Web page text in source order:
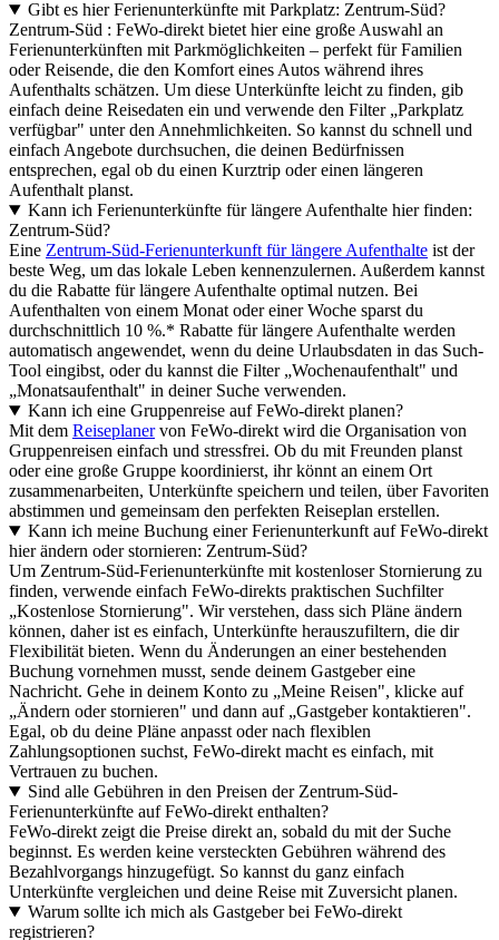
Gibt es hier Ferienunterkünfte mit Parkplatz: Zentrum-Süd?
Zentrum-Süd : FeWo-direkt bietet hier eine große Auswahl an
Ferienunterkünften mit Parkmöglichkeiten – perfekt für Familien
oder Reisende, die den Komfort eines Autos während ihres
Aufenthalts schätzen. Um diese Unterkünfte leicht zu finden, gib
einfach deine Reisedaten ein und verwende den Filter „Parkplatz
verfügbar" unter den Annehmlichkeiten. So kannst du schnell und
einfach Angebote durchsuchen, die deinen Bedürfnissen
entsprechen, egal ob du einen Kurztrip oder einen längeren
Aufenthalt planst.
Kann ich Ferienunterkünfte für längere Aufenthalte hier finden:
Zentrum-Süd?
Eine Zentrum-Süd-Ferienunterkunft für längere Aufenthalte ist der
beste Weg, um das lokale Leben kennenzulernen. Außerdem kannst
du die Rabatte für längere Aufenthalte optimal nutzen. Bei
Aufenthalten von einem Monat oder einer Woche sparst du
durchschnittlich 10 %.* Rabatte für längere Aufenthalte werden
automatisch angewendet, wenn du deine Urlaubsdaten in das Such-
Tool eingibst, oder du kannst die Filter „Wochenaufenthalt" und
„Monatsaufenthalt" in deiner Suche verwenden.
Kann ich eine Gruppenreise auf FeWo-direkt planen?
Mit dem Reiseplanervon FeWo-direkt wird die Organisation von
Gruppenreisen einfach und stressfrei. Ob du mit Freunden planst
oder eine große Gruppe koordinierst, ihr könnt an einem Ort
zusammenarbeiten, Unterkünfte speichern und teilen, über Favoriten
abstimmen und gemeinsam den perfekten Reiseplan erstellen.
Kann ich meine Buchung einer Ferienunterkunft auf FeWo-direkt
hier ändern oder stornieren: Zentrum-Süd?
Um Zentrum-Süd-Ferienunterkünfte mit kostenloser Stornierung zu
finden, verwende einfach FeWo-direkts praktischen Suchfilter
„Kostenlose Stornierung". Wir verstehen, dass sich Pläne ändern
können, daher ist es einfach, Unterkünfte herauszufiltern, die dir
Flexibilität bieten. Wenn du Änderungen an einer bestehenden
Buchung vornehmen musst, sende deinem Gastgeber eine
Nachricht. Gehe in deinem Konto zu „Meine Reisen", klicke auf
„Ändern oder stornieren" und dann auf „Gastgeber kontaktieren".
Egal, ob du deine Pläne anpasst oder nach flexiblen
Zahlungsoptionen suchst, FeWo-direkt macht es einfach, mit
Vertrauen zu buchen.
Sind alle Gebühren in den Preisen der Zentrum-Süd-
Ferienunterkünfte auf FeWo-direkt enthalten?
FeWo-direkt zeigt die Preise direkt an, sobald du mit der Suche
beginnst. Es werden keine versteckten Gebühren während des
Bezahlvorgangs hinzugefügt. So kannst du ganz einfach
Unterkünfte vergleichen und deine Reise mit Zuversicht planen.
Warum sollte ich mich als Gastgeber bei FeWo-direkt
registrieren?